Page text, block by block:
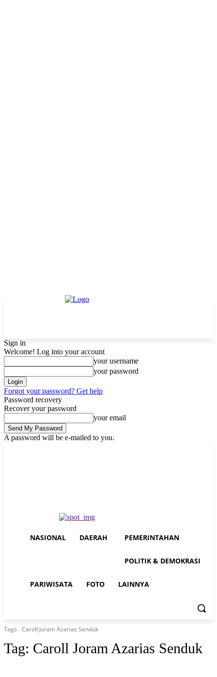
Sign in
Welcome! Log into your account
your username
your password
Forgot your password? Get help
Password recovery
Recover your password
your email
A password will be e-mailed to you.
NASIONAL DAERAH PEMERINTAHAN
POLITIK & DEMOKRASI
PARIWISATA FOTO LAINNYA
Tags Caroll Joram Azarias Senduk
Tag: Caroll Joram Azarias Senduk